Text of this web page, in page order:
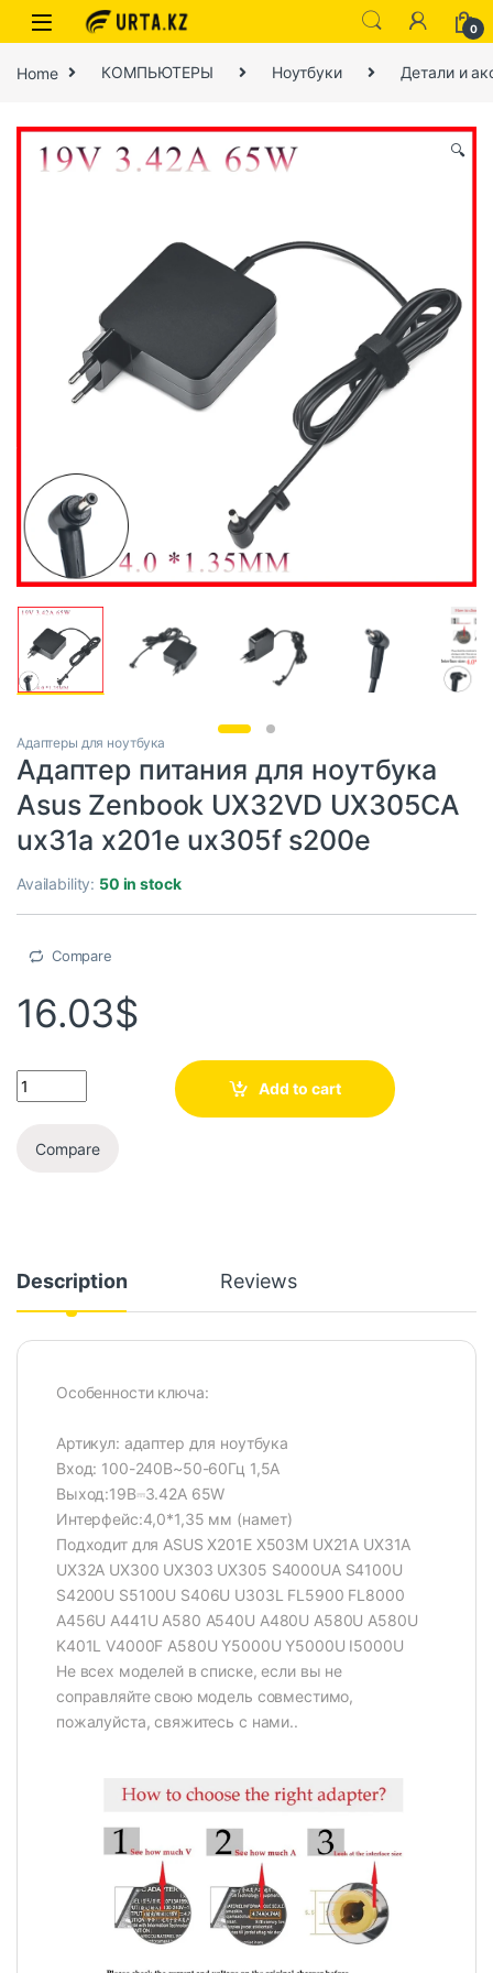
0
Home КОМПЬЮТЕРЫ Ноутбуки Детали и
🔍
Адаптеры для ноутбука
Адаптер питания для ноутбука
Asus Zenbook UX32VD UX305CA
ux31a x201e ux305f s200e
Availability: 50 in stock
Compare
16.03$
Add to cart
Compare
Description Reviews
Особенности ключа:
Артикул: адаптер для ноутбука
Вход: 100-240В~50-60Гц 1,5А
Выход:19В⎓3.42A 65W
Интерфейс:4,0*1,35 мм (намет)
Подходит для ASUS X201E X503M UX21A UX31A
UX32A UX300 UX303 UX305 S4000UA S4100U
S4200U S5100U S406U U303L FL5900 FL8000
A456U A441U A580 A540U A480U A580U A580U
K401L V4000F A580U Y5000U Y5000U I5000U
Не всех моделей в списке, если вы не
соправляйте свою модель совместимо,
пожалуйста, свяжитесь с нами..